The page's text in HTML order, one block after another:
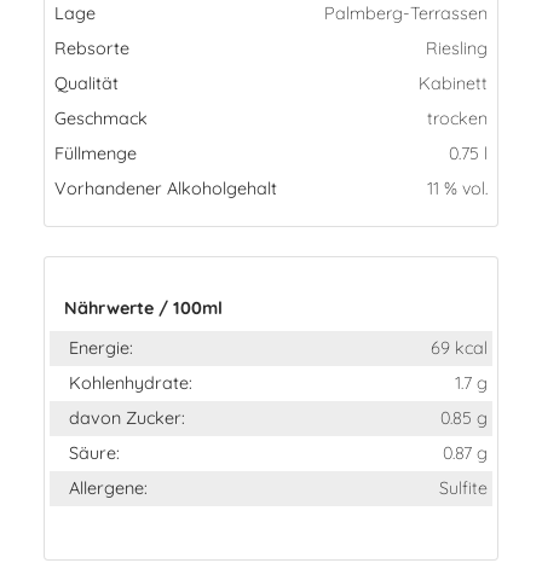
Lage
Palmberg-Terrassen
Rebsorte
Riesling
Qualität
Kabinett
Geschmack
trocken
Füllmenge
0.75 l
Vorhandener Alkoholgehalt
11 % vol.
Nährwerte / 100ml
Energie:
69 kcal
Kohlenhydrate:
1.7 g
davon Zucker:
0.85 g
Säure:
0.87 g
Allergene:
Sulfite